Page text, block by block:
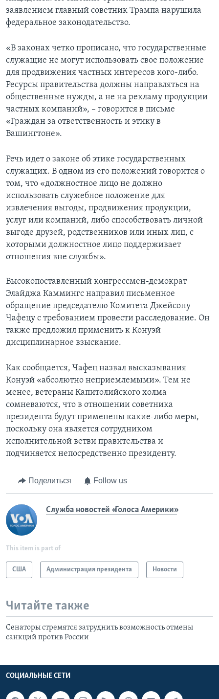
заявлением главный советник Трампа нарушила
федеральное законодательство.
«В законах четко прописано, что государственные
служащие не могут использовать свое положение
для продвижения частных интересов кого-либо.
Ресурсы правительства должны направляться на
общественные нужды, а не на рекламу продукции
частных компаний», – говорится в письме
«Граждан за ответственность и этику в
Вашингтоне».
Речь идет о законе об этике государственных
служащих. В одном из его положений говорится о
том, что «должностное лицо не должно
использовать служебное положение для
извлечения выгоды, продвижения продукции,
услуг или компаний, либо способствовать личной
выгоде друзей, родственников или иных лиц, с
которыми должностное лицо поддерживает
отношения вне службы».
Высокопоставленный конгрессмен-демократ
Элайджа Каммингс направил письменное
обращение председателю Комитета Джейсону
Чафецу с требованием провести расследование. Он
также предложил применить к Конуэй
дисциплинарное взыскание.
Как сообщается, Чафец назвал высказывания
Конуэй «абсолютно неприемлемыми». Тем не
менее, ветераны Капитолийского холма
сомневаются, что в отношении советника
президента будут применены какие-либо меры,
поскольку она является сотрудником
исполнительной ветви правительства и
подчиняется непосредственно президенту.
Поделиться Follow us
Служба новостей «Голоса Америки»
This item is part of
США Администрация президента Новости
Читайте также
Сенаторы стремятся затруднить возможность отмены
санкций против России
СОЦИАЛЬНЫЕ СЕТИ